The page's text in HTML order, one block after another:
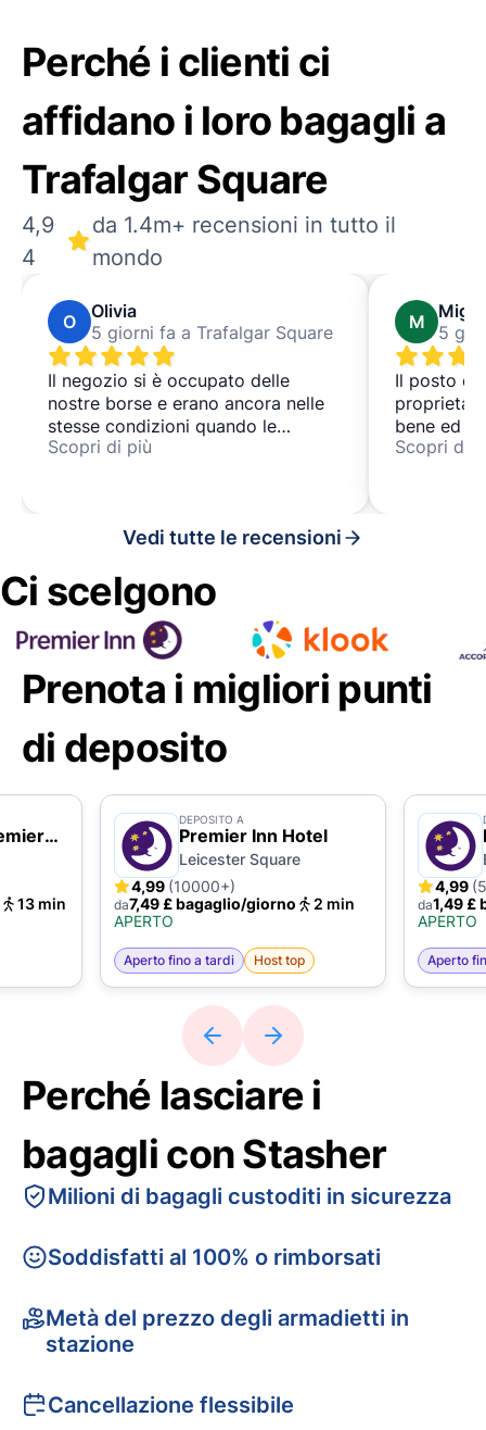
Perché i clienti ci
affidano i loro bagagli a
Trafalgar Square
4,9
4
da 1.4m+ recensioni in tutto il
mondo
O
Olivia
5 giorni fa a Trafalgar Square
Il negozio si è occupato delle
nostre borse e erano ancora nelle
stesse condizioni quando le
abbiamo riprese.
Scopri di più
M
5
Il posto
bene ed è
tornerei
Scopri di
Vedi tutte le recensioni
Ci scelgono
Prenota i migliori punti
di deposito
13 min
DEPOSITO A
Premier Inn Hotel
Leicester Square
4,99 (10000+)
da7,49 £ bagaglio/giorno
2 min
APERTO
Aperto fino a tardi Host top
4,99
da1,49 £
APERTO
Aperto
Perché lasciare i
bagagli con Stasher
Milioni di bagagli custoditi in sicurezza
Soddisfatti al 100% o rimborsati
Metà del prezzo degli armadietti in
stazione
Cancellazione flessibile